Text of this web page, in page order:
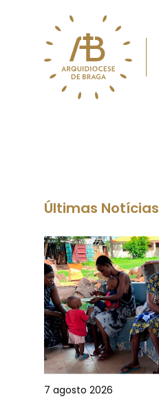
Últimas Notícias
7 agosto 2026